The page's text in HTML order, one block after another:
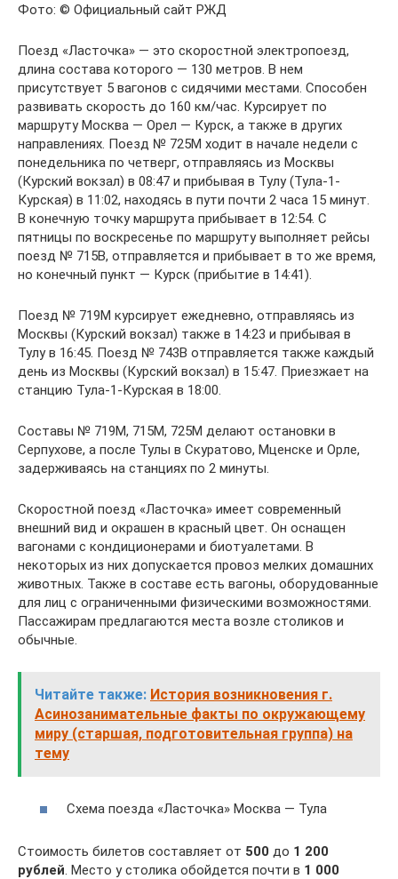
Фото: © Официальный сайт РЖД
Поезд «Ласточка» — это скоростной электропоезд,
длина состава которого — 130 метров. В нем
присутствует 5 вагонов с сидячими местами. Способен
развивать скорость до 160 км/час. Курсирует по
маршруту Москва — Орел — Курск, а также в других
направлениях. Поезд № 725М ходит в начале недели с
понедельника по четверг, отправляясь из Москвы
(Курский вокзал) в 08:47 и прибывая в Тулу (Тула-1-
Курская) в 11:02, находясь в пути почти 2 часа 15 минут.
В конечную точку маршрута прибывает в 12:54. С
пятницы по воскресенье по маршруту выполняет рейсы
поезд № 715В, отправляется и прибывает в то же время,
но конечный пункт — Курск (прибытие в 14:41).
Поезд № 719М курсирует ежедневно, отправляясь из
Москвы (Курский вокзал) также в 14:23 и прибывая в
Тулу в 16:45. Поезд № 743В отправляется также каждый
день из Москвы (Курский вокзал) в 15:47. Приезжает на
станцию Тула-1-Курская в 18:00.
Составы № 719М, 715М, 725М делают остановки в
Серпухове, а после Тулы в Скуратово, Мценске и Орле,
задерживаясь на станциях по 2 минуты.
Скоростной поезд «Ласточка» имеет современный
внешний вид и окрашен в красный цвет. Он оснащен
вагонами с кондиционерами и биотуалетами. В
некоторых из них допускается провоз мелких домашних
животных. Также в составе есть вагоны, оборудованные
для лиц с ограниченными физическими возможностями.
Пассажирам предлагаются места возле столиков и
обычные.
Читайте также: История возникновения г.
Асинозанимательные факты по окружающему
миру (старшая, подготовительная группа) на
тему
Схема поезда «Ласточка» Москва — Тула
Стоимость билетов составляет от 500 до 1 200
рублей . Место у столика обойдется почти в 1 000